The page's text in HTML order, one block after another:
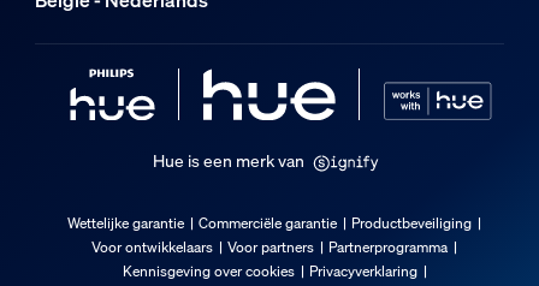
Vochtigheid wanneer in werking
5% <H<75% (niet-condenserend)
Temperatuur wanneer in werking
Met kleurverandering (LED)
Hue is een merk van
Wettelijke garantie Commerciële garantie
Productbeveiliging
Voor ontwikkelaars
Voor partners
Partnerprogramma
Kennisgeving over cookies
Privacyverklaring